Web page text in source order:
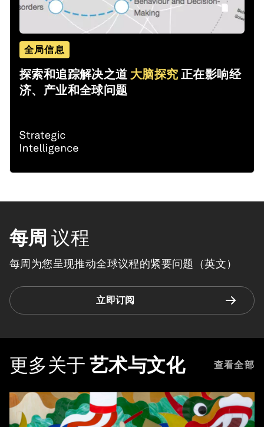
全局信息
探索和追踪解决之道 大脑探究 正在影响经
济、产业和全球问题
每周 议程
每周为您呈现推动全球议程的紧要问题（英文）
立即订阅
更多关于 艺术与文化 查看全部